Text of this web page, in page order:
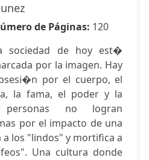
de Páginas: 120
sociedad de hoy est�
por la imagen. Hay
por el cuerpo, el
la fama, el poder y la
personas no logran
por el impacto de una
los "lindos" y mortifica a
Una cultura donde